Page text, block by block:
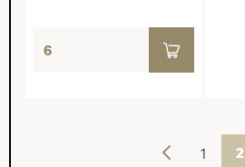
Vorherige 1 2